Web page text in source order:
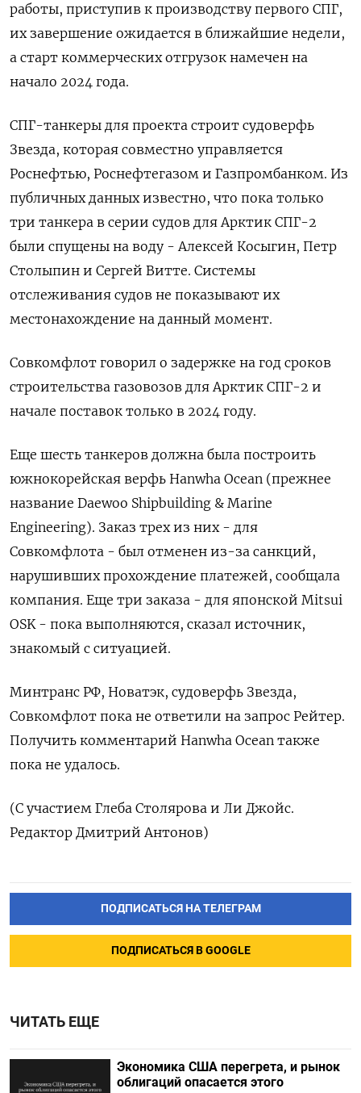
работы, приступив к производству первого СПГ,
их завершение ожидается в ближайшие недели,
а старт коммерческих отгрузок намечен на
начало 2024 года.
СПГ-танкеры для проекта строит судоверфь
Звезда, которая совместно управляется
Роснефтью, Роснефтегазом и Газпромбанком. Из
публичных данных известно, что пока только
три танкера в серии судов для Арктик СПГ-2
были спущены на воду - Алексей Косыгин, Петр
Столыпин и Сергей Витте. Системы
отслеживания судов не показывают их
местонахождение на данный момент.
Совкомфлот говорил о задержке на год сроков
строительства газовозов для Арктик СПГ-2 и
начале поставок только в 2024 году.
Еще шесть танкеров должна была построить
южнокорейская верфь Hanwha Ocean (прежнее
название Daewoo Shipbuilding & Marine
Engineering). Заказ трех из них - для
Совкомфлота - был отменен из-за санкций,
нарушивших прохождение платежей, сообщала
компания. Еще три заказа - для японской Mitsui
OSK - пока выполняются, сказал источник,
знакомый с ситуацией.
Минтранс РФ, Новатэк, судоверфь Звезда,
Совкомфлот пока не ответили на запрос Рейтер.
Получить комментарий Hanwha Ocean также
пока не удалось.
(С участием Глеба Столярова и Ли Джойс.
Редактор Дмитрий Антонов)
ПОДПИСАТЬСЯ НА ТЕЛЕГРАМ
ПОДПИСАТЬСЯ В GOOGLE
ЧИТАТЬ ЕЩЕ
Экономика США перегрета, и рынок
облигаций опасается этого